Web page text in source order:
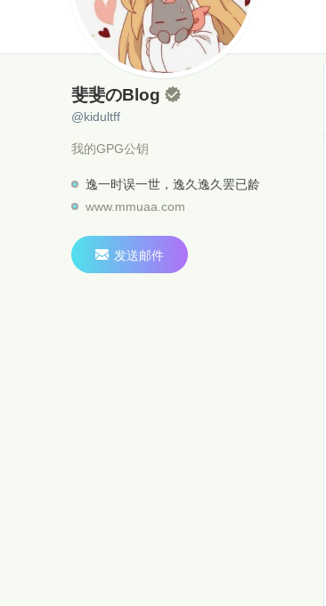
斐斐のBlog
@kidultff
斐斐のBlog 
@kidultff
我的GPG公钥
逸一时误一世，逸久逸久罢已龄
www.mmuaa.com
 发送邮件